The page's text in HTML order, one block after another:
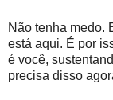
Não tenha medo.
está aqui. É por
é você,
precisa disso